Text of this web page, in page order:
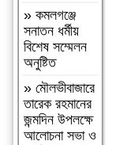
ফোরামের
প্রতিষ্ঠাবার্ষিকীতে
ব‍্যারিস্টার
মনোয়ার-
চট্টগ্রামের
পরিকল্পিত
উন্নয়নে নাগরিক
ফোরাম কাজ
»কমলগঞ্জে
সনাতন ধর্মীয়
বিশেষ সম্মেলন
অনুষ্টিত
»মৌলভীবাজারে
তারেক রহমানের
জন্মদিন উপলক্ষে
আলোচনা সভা ও